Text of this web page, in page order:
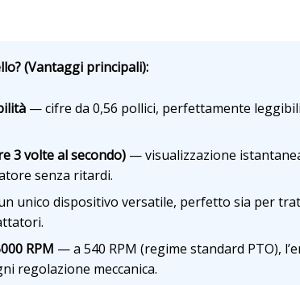
(Vantaggi principali):
— cifre da 0,56 pollici, perfettamente
3 volte al secondo)— visualizzazione
senza ritardi.
unico dispositivo versatile, perfetto sia per
RPM — a 540 RPM (regime standard PTO),
regolazione meccanica.